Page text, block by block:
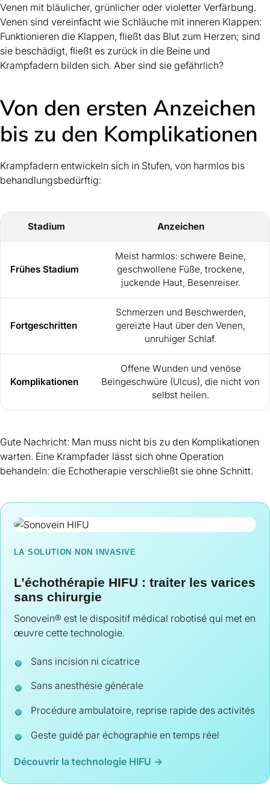
Venen mit bläulicher, grünlicher oder violetter Verfärbung.
Venen sind vereinfacht wie Schläuche mit inneren Klappen:
Funktionieren die Klappen, fließt das Blut zum Herzen; sind
sie beschädigt, fließt es zurück in die Beine und
Krampfadern bilden sich. Aber sind sie gefährlich?
Von den ersten Anzeichen
bis zu den Komplikationen
Krampfadern entwickeln sich in Stufen, von harmlos bis
behandlungsbedürftig:
Stadium Anzeichen
Frühes Stadium
Meist harmlos: schwere Beine,
geschwollene Füße, trockene,
juckende Haut, Besenreiser.
Fortgeschritten
Schmerzen und Beschwerden,
gereizte Haut über den Venen,
unruhiger Schlaf.
Komplikationen
Offene Wunden und venöse
Beingeschwüre (Ulcus), die nicht von
selbst heilen.
Gute Nachricht: Man muss nicht bis zu den Komplikationen
warten. Eine Krampfader lässt sich ohne Operation
behandeln: die Echotherapie verschließt sie ohne Schnitt.
LA SOLUTION NON INVASIVE
L’échothérapie HIFU : traiter les varices
sans chirurgie
Sonovein® est le dispositif médical robotisé qui met en
œuvre cette technologie.
Sans incision ni cicatrice
Sans anesthésie générale
Procédure ambulatoire, reprise rapide des activités
Geste guidé par échographie en temps réel
Découvrir la technologie HIFU →